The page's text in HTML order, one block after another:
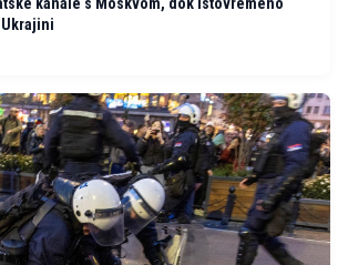
kanale s Moskvom, dok istovremeno